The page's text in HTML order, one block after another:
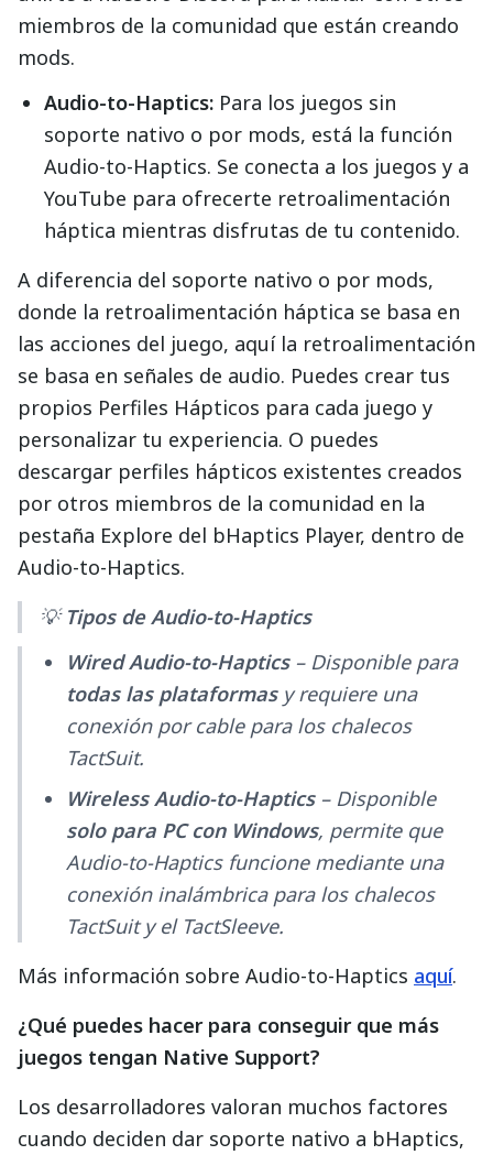
miembros de la comunidad que están creando
mods.
Audio-to-Haptics: Para los juegos sin
soporte nativo o por mods, está la función
Audio-to-Haptics. Se conecta a los juegos y a
YouTube para ofrecerte retroalimentación
háptica mientras disfrutas de tu contenido.
A diferencia del soporte nativo o por mods,
donde la retroalimentación háptica se basa en
las acciones del juego, aquí la retroalimentación
se basa en señales de audio. Puedes crear tus
propios Perfiles Hápticos para cada juego y
personalizar tu experiencia. O puedes
descargar perfiles hápticos existentes creados
por otros miembros de la comunidad en la
pestaña Explore del bHaptics Player, dentro de
Audio-to-Haptics.
💡 Tipos de Audio-to-Haptics
Wired Audio-to-Haptics– Disponible para
todas las plataformasy requiere una
conexión por cable para los chalecos
TactSuit.
Wireless Audio-to-Haptics– Disponible
solo para PC con Windows, permite que
Audio-to-Haptics funcione mediante una
conexión inalámbrica para los chalecos
TactSuit y el TactSleeve.
Más información sobre Audio-to-Haptics aquí.
¿Qué puedes hacer para conseguir que más
juegos tengan Native Support?
Los desarrolladores valoran muchos factores
cuando deciden dar soporte nativo a bHaptics,